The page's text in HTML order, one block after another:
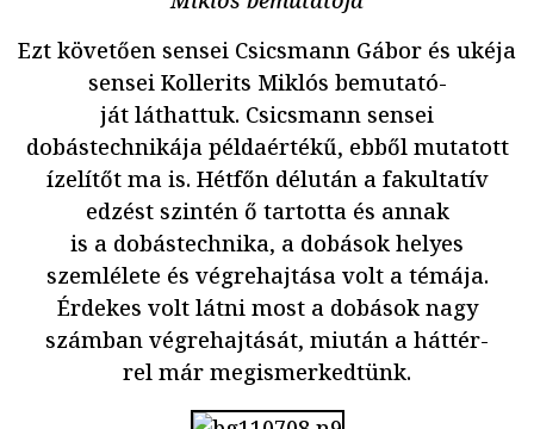
Ezt követően sensei Csicsmann Gábor és ukéja
sensei Kollerits Miklós bemutató-
ját láthattuk. Csicsmann sensei
dobástechnikája példaértékű, ebből mutatott
ízelítőt ma is. Hétfőn délután a fakultatív
edzést szintén ő tartotta és annak
is a dobástechnika, a dobások helyes
szemlélete és végrehajtása volt a témája.
Érdekes volt látni most a dobások nagy
számban végrehajtását, miután a háttér-
rel már megismerkedtünk.